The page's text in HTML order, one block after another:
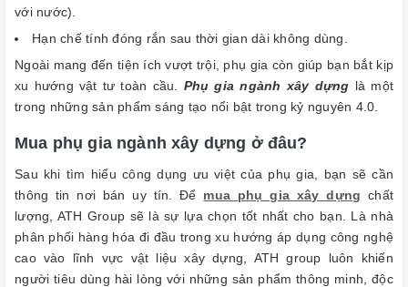
với nước).
Hạn chế tính đóng rắn sau thời gian dài không dùng.
Ngoài mang đến tiện ích vượt trội, phụ gia còn giúp bạn bắt kịp
xu hướng vật tư toàn cầu. Phụ gia ngành xây dựng là một
trong những sản phẩm sáng tạo nổi bật trong kỷ nguyên 4.0.
Mua phụ gia ngành xây dựng ở đâu?
Sau khi tìm hiểu công dụng ưu việt của phụ gia, bạn sẽ cần
thông tin nơi bán uy tín. Để mua phụ gia xây dựng chất
lượng, ATH Group sẽ là sự lựa chọn tốt nhất cho bạn. Là nhà
phân phối hàng hóa đi đầu trong xu hướng áp dụng công nghệ
cao vào lĩnh vực vật liệu xây dựng, ATH group luôn khiến
người tiêu dùng hài lòng với những sản phẩm thông minh, độc